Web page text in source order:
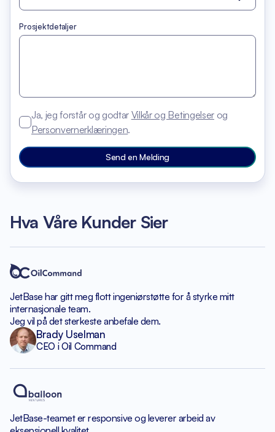
Prosjektdetaljer
Ja, jeg forstår og godtar Vilkår og Betingelserog
Personvernerklæringen.
Send en Melding
Hva Våre Kunder Sier
JetBase har gitt meg flottingeniørstøtte for å styrke mitt
internasjonale team.
Jeg vil på det sterkeste anbefale dem.
Brady Uselman
CEO i Oil Command
JetBase-teamet er responsiveog leverer arbeid av